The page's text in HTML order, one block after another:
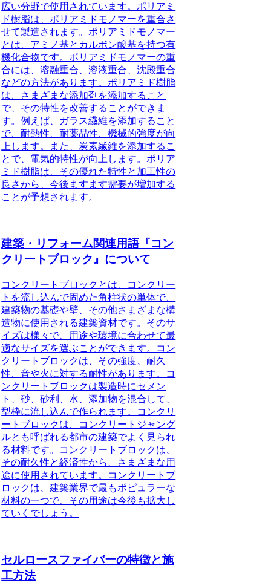
広い分野で使用されています。ポリアミ
ド樹脂は、ポリアミドモノマーを重合さ
せて製造されます。ポリアミドモノマー
とは、アミノ基とカルボン酸基を持つ有
機化合物です。ポリアミドモノマーの重
合には、溶融重合、溶液重合、沈殿重合
などの方法があります。ポリアミド樹脂
は、さまざまな添加剤を添加すること
で、その特性を改善することができま
す。例えば、ガラス繊維を添加すること
で、耐熱性、耐薬品性、機械的強度が向
上します。また、炭素繊維を添加するこ
とで、電気的特性が向上します。ポリア
ミド樹脂は、その優れた特性と加工性の
良さから、今後ますます需要が増加する
ことが予想されます。
建築・リフォーム関連用語『コン
クリートブロック』について
コンクリートブロックとは、コンクリー
トを流し込んで固めた角柱状の単体で、
建築物の基礎や壁、その他さまざまな構
造物に使用される建築資材です。そのサ
イズは様々で、用途や環境に合わせて最
適なサイズを選ぶことができます。コン
クリートブロックは、その強度、耐久
性、音や火に対する耐性があります。コ
ンクリートブロックは製造時にセメン
ト、砂、砂利、水、添加物を混合して、
型枠に流し込んで作られます。コンクリ
ートブロックは、コンクリートジャング
ルとも呼ばれる都市の建築でよく見られ
る材料です。コンクリートブロックは、
その耐久性と経済性から、さまざまな用
途に使用されています。コンクリートブ
ロックは、建築業界で最もポピュラーな
材料の一つで、その用途は今後も拡大し
ていくでしょう。
セルロースファイバーの特徴と施
工方法